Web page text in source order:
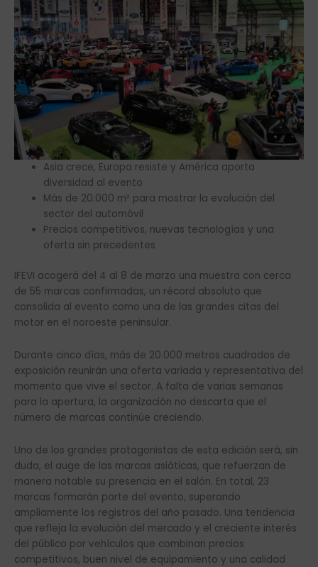
Asia crece, Europa resiste y América aporta
diversidad al evento
Más de 20.000 m² para mostrar la evolución del
sector del automóvil
Precios competitivos, nuevas tecnologías y una
oferta sin precedentes
IFEVI acogerá del 4 al 8 de marzo una muestra con cerca
de 55 marcas confirmadas, un récord absoluto que
consolida al evento como una de las grandes citas del
motor en el noroeste peninsular.
Durante cinco días, más de 20.000 metros cuadrados de
exposición reunirán una oferta variada y representativa del
momento que vive el sector. A falta de varias semanas
para la apertura, la organización no descarta que el
número de marcas continúe creciendo.
Uno de los grandes protagonistas de esta edición será, sin
duda, el auge de las marcas asiáticas, que refuerzan de
manera notable su presencia en el salón. En total, 23
marcas formarán parte del evento, superando
ampliamente los registros del año pasado. Una tendencia
que refleja la evolución del mercado y el creciente interés
del público por vehículos que combinan precios
competitivos, buen nivel de equipamiento y una calidad